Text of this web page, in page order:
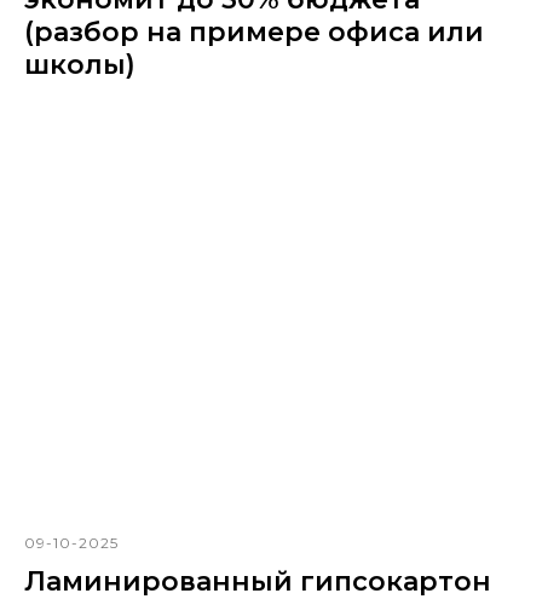
(разбор на примере офиса или
школы)
09-10-2025
Ламинированный гипсокартон